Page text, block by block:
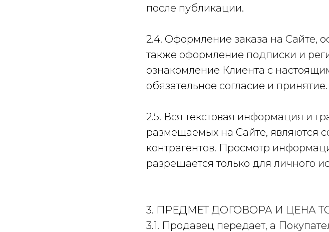
после публикации.
2.4. Оформление заказа на Сайте,
также оформление подписки и
ознакомление Клиента с
обязательное согласие и принятие.
2.5. Вся текстовая информация и
размещаемых на Сайте, являются
контрагентов. Просмотр
разрешается только для личного
3. ПРЕДМЕТ ДОГОВОРА И ЦЕНА
3.1. Продавец передает, а